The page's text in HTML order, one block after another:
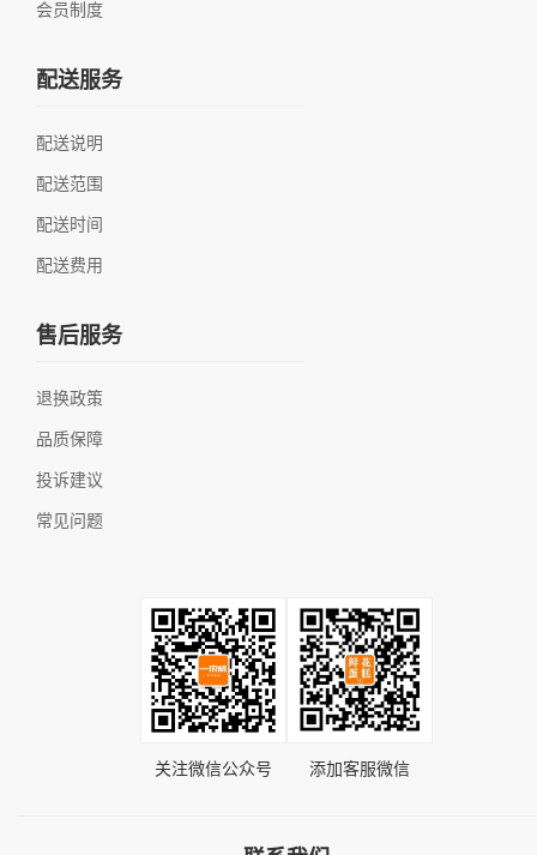
会员制度
配送服务
配送说明
配送范围
配送时间
配送费用
售后服务
退换政策
品质保障
投诉建议
常见问题
关注微信公众号 添加客服微信